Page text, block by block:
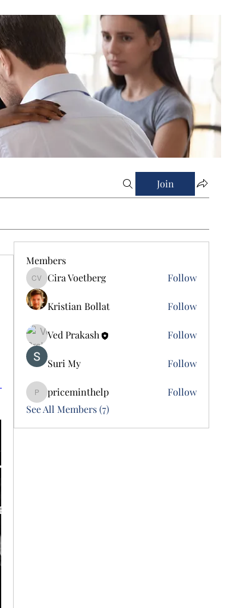
Join
Members
Cira Voetberg
Cira Voetberg Follow
Kristian Bollat Follow
Ved Prakash Follow
Suri My Follow
priceminthelp
priceminthelp
Follow
See All Members (7)